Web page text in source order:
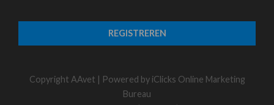
REGISTREREN
Copyright AAvet | Powered by iClicks Online Marketing
Bureau